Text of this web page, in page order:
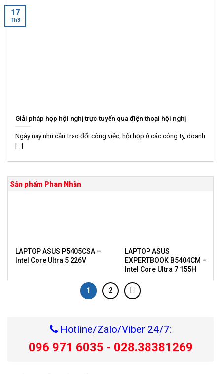
Giải pháp họp hội nghị trực tuyến qua điện thoại hội nghị
Ngày nay nhu cầu trao đổi công việc, hội họp ở các công ty, doanh
[...]
17
Th3
Sản phẩm Phan Nhân
LAPTOP ASUS P5405CSA –
Intel Core Ultra 5 226V
LAPTOP ASUS
EXPERTBOOK B5404CM –
Intel Core Ultra 7 155H
1 2
Hotline/Zalo/Viber 24/7:
096 971 6035 - 028.38381269